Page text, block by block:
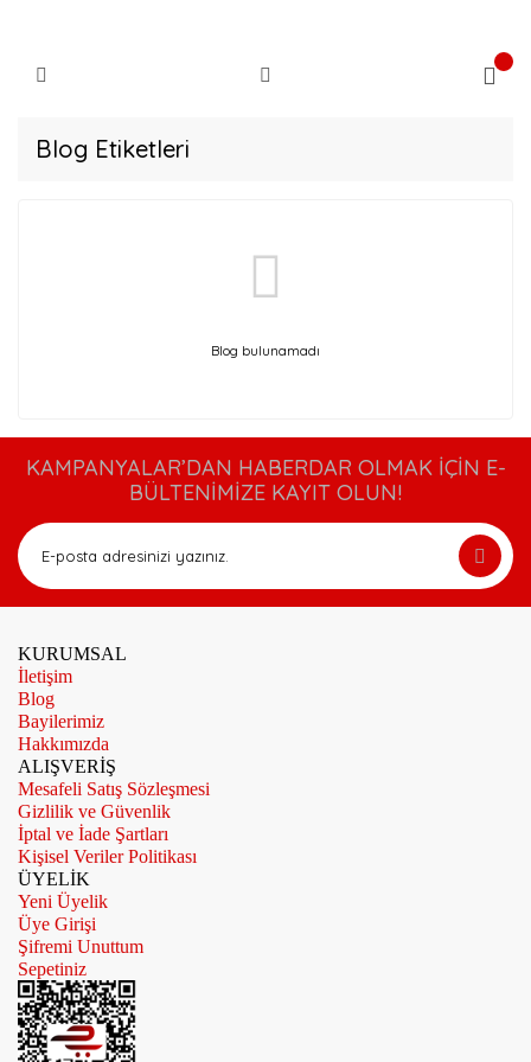
Blog Etiketleri
Blog bulunamadı
KAMPANYALAR’DAN HABERDAR OLMAK İÇİN E-
BÜLTENİMİZE KAYIT OLUN!
KURUMSAL
İletişim
Blog
Bayilerimiz
Hakkımızda
ALIŞVERİŞ
Mesafeli Satış Sözleşmesi
Gizlilik ve Güvenlik
İptal ve İade Şartları
Kişisel Veriler Politikası
ÜYELİK
Yeni Üyelik
Üye Girişi
Şifremi Unuttum
Sepetiniz